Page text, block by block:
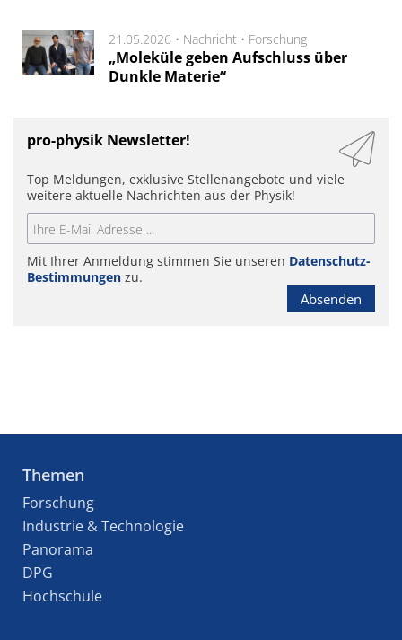
21.05.2026 • Nachricht • Forschung
„Moleküle geben Aufschluss über
Dunkle Materie“
pro-physik Newsletter!
Top Meldungen, exklusive Stellenangebote und viele
weitere aktuelle Nachrichten aus der Physik!
Mit Ihrer Anmeldung stimmen Sie unseren Datenschutz-
Bestimmungen zu.
Absenden
Themen
Forschung
Industrie & Technologie
Panorama
DPG
Hochschule